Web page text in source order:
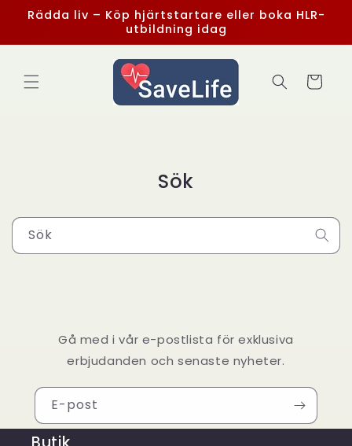
vidare
till
Rädda liv – Köp hjärtstartare eller boka HLR-
utbildning idag
Varukorg
Sök
Sök
Gå med i vår e-postlista för exklusiva
erbjudanden och senaste nyheter.
E-post